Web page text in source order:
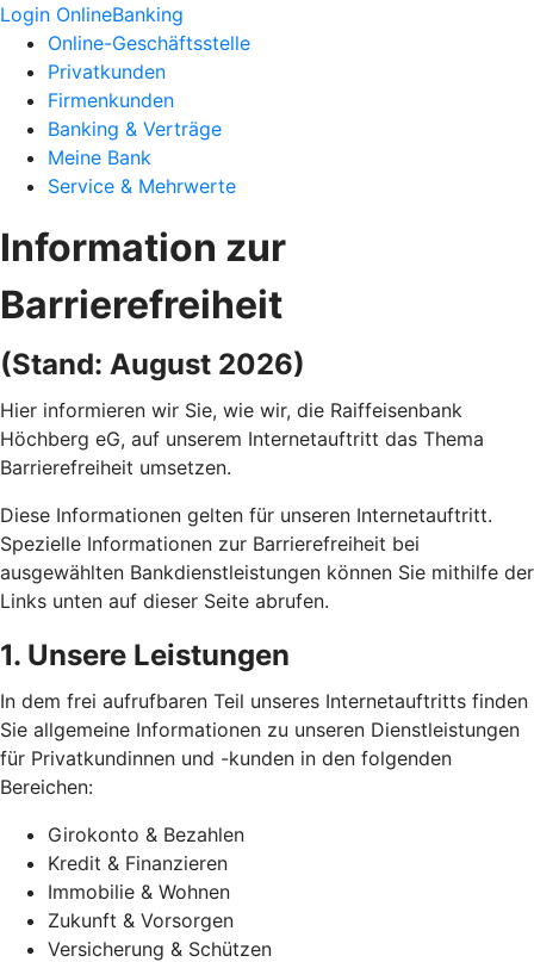
Login OnlineBanking
Online-Geschäftsstelle
Privatkunden
Firmenkunden
Banking & Verträge
Meine Bank
Service & Mehrwerte
Information zur
Barrierefreiheit
(Stand: August 2026)
Hier informieren wir Sie, wie wir, die Raiffeisenbank
Höchberg eG, auf unserem Internetauftritt das Thema
Barrierefreiheit umsetzen.
Diese Informationen gelten für unseren Internetauftritt.
Spezielle Informationen zur Barrierefreiheit bei
ausgewählten Bankdienstleistungen können Sie mithilfe der
Links unten auf dieser Seite abrufen.
1. Unsere Leistungen
In dem frei aufrufbaren Teil unseres Internetauftritts finden
Sie allgemeine Informationen zu unseren Dienstleistungen
für Privatkundinnen und -kunden in den folgenden
Bereichen:
Girokonto & Bezahlen
Kredit & Finanzieren
Immobilie & Wohnen
Zukunft & Vorsorgen
Versicherung & Schützen